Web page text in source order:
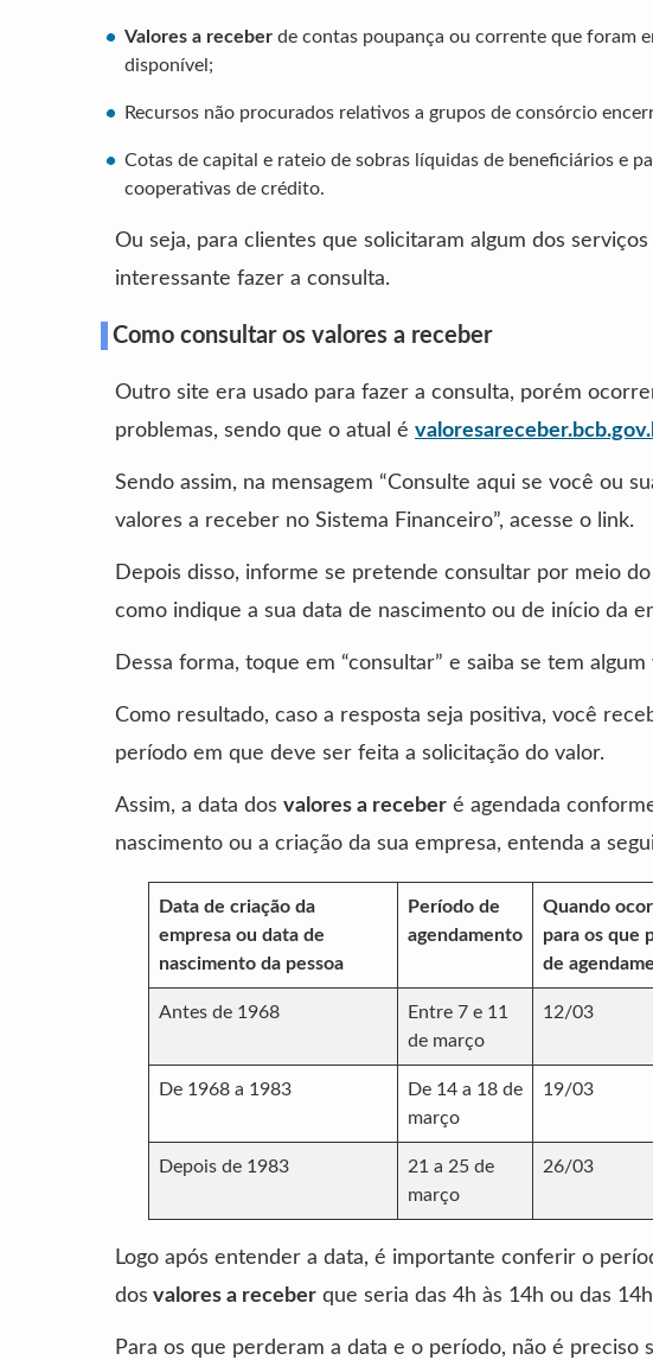
Valores a receber de contas poupança ou corrente que foram
disponível;
Recursos não procurados relativos a grupos de consórcio
Cotas de capital e rateio de sobras líquidas de beneficiários e
cooperativas de crédito.
Ou seja, para clientes que solicitaram algum dos serviços
interessante fazer a consulta.
Como consultar os valores a receber
Outro site era usado para fazer a consulta, porém
problemas, sendo que o atual é
Sendo assim, na mensagem “Consulte aqui se você ou
valores a receber no Sistema Financeiro”, acesse o link.
Depois disso, informe se pretende consultar por meio do
como indique a sua data de nascimento ou de início da
Dessa forma, toque em “consultar” e saiba se tem
Como resultado, caso a resposta seja positiva, você
período em que deve ser feita a solicitação do valor.
Assim, a data dos valores a receber é agendada
nascimento ou a criação da sua empresa, entenda a
Data de criação da
empresa ou data de
nascimento da pessoa
Período de
agendamento
Quando
para os que
de
Antes de 1968
Entre 7 e 11
de março
12/03
De 1968 a 1983
De 14 a 18 de
março
19/03
Depois de 1983
21 a 25 de
março
26/03
Logo após entender a data, é importante conferir o
dos valores a receber que seria das 4h às 14h ou das
Para os que perderam a data e o período, não é preciso